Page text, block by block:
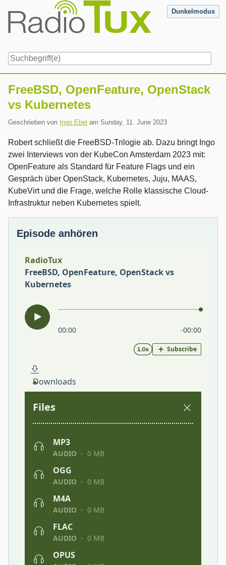
content
Dunkelmodus
FreeBSD, OpenFeature, OpenStack
vs Kubernetes
Geschrieben von Ingo Ebel am Sunday, 11. June 2023
Robert schließt die FreeBSD-Trilogie ab. Dazu bringt Ingo
zwei Interviews von der KubeCon Amsterdam 2023 mit:
OpenFeature als Standard für Feature Flags und ein
Gespräch über OpenStack, Kubernetes, Juju, MAAS,
KubeVirt und die Frage, welche Rolle klassische Cloud-
Infrastruktur neben Kubernetes spielt.
Episode anhören